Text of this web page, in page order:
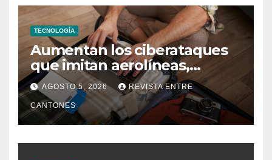
TECNOLOGÍA
Aumentan los ciberataques
que imitan aerolíneas,
hoteles y plataformas de
viaje
AGOSTO 5, 2026 REVISTA ENTRE
CANTONES